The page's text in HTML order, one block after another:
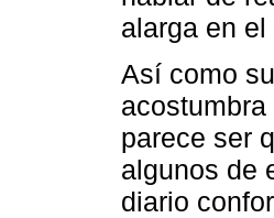
alarga en
Así como
parece ser
algunos de
diario